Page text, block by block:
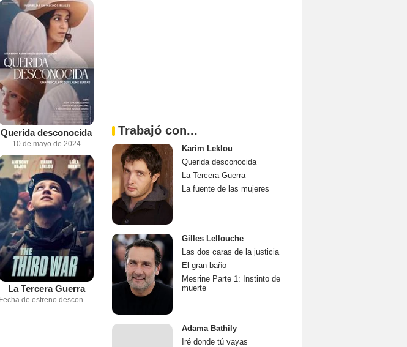
Querida desconocida
10 de mayo de 2024
La Tercera Guerra
Fecha de estreno desconocida
Trabajó con...
Karim Leklou
Querida desconocida
La Tercera Guerra
La fuente de las mujeres
Gilles Lellouche
Las dos caras de la justicia
El gran baño
Mesrine Parte 1: Instinto de
muerte
Adama Bathily
Iré donde tú vayas